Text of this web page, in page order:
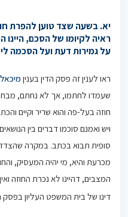
יא. בשעה שצד טוען להפרת
ראיה לקיומו של הסכם,
על גמירות דעת ועל הסכמה
ראו לענין זה פסק הדין בענין
שעמדו לחתמו, אך לא נחתם,
חוזה בעל-פה והוא שריר וקיים
ויש ואמנם סוכמו דברים בין
סופית תבוא בכתב. במקרה
מכרעת והיא, מי יהיה המעסיק,
המצבים, דהיינו לא נכרת החוזה
דינו של בית המשפט העליון בפסק